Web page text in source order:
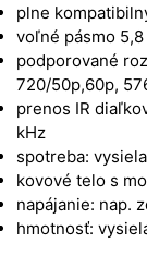
plne
voľné pásmo 5,8
podporované
720/50p,60p,
prenos IR
kHz
spotreba:
kovové telo s
napájanie: nap.
hmotnosť: